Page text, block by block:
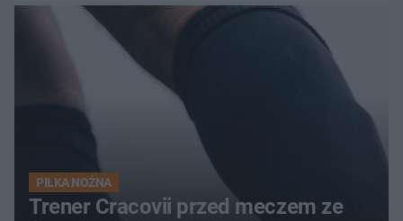
PIŁKA NOŻNA
Trener Cracovii przed meczem ze